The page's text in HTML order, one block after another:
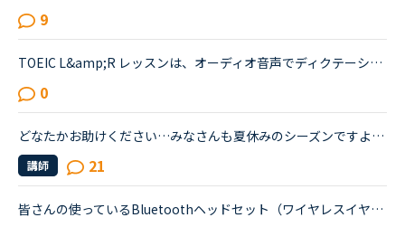
9
TOEIC L&amp;R レッスンは、オーディオ音声でディクテーションをするなど、リスニングのトレーニングにも有用というようなコメントをこちらの掲示板で読んで、最近たくさん受講するようになりました。600点コース...
0
どなたかお助けください…みなさんも夏休みのシーズンですよね。私は、「夏休みになったら絶対やる！」と思ってて、いざやる時になるとやりたくない…となってしまうそんな者です。楽しい教材ってありませんか?そし...
講師 21
皆さんの使っているBluetoothヘッドセット（ワイヤレスイヤホンマイク）を教えてください！最近、パソコンの挙動が怪しくなってきたため、Android版のアプリを使い始めました。すると、①スマホのマイク＆イヤホン...